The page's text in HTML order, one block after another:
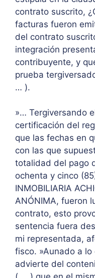
contrato suscrito,
facturas fueron
del contrato
integración
contribuyente, y
prueba
… ).
»… Tergiversando
certificación del
que las fechas en
con las que
totalidad del pago
ochenta y cinco
INMOBILIARIA
ANÓNIMA, fueron
contrato, esto
sentencia fuera
mi representada,
fisco. »Aunado a
advierte del